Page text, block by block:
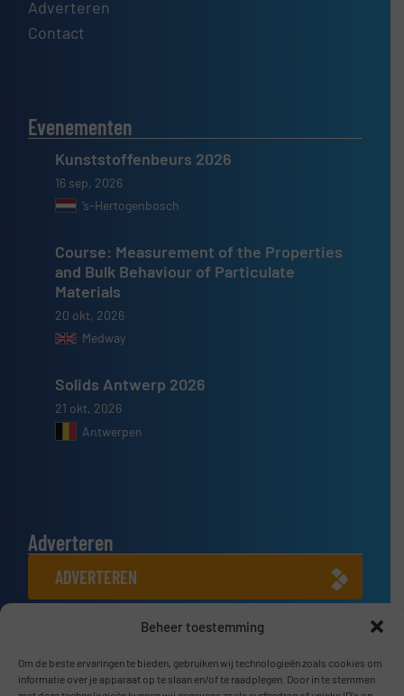
Beheer toestemming
Om de beste ervaringen te bieden, gebruiken wij technologieën zoals cookies om
informatie over je apparaat op te slaan en/of te raadplegen. Door in te stemmen
Adverteren
Contact
Evenementen
Kunststoffenbeurs 2026
16 sep, 2026
’s-Hertogenbosch
Course: Measurement of the Properties
and Bulk Behaviour of Particulate
Materials
20 okt, 2026
Medway
Solids Antwerp 2026
21 okt, 2026
Antwerpen
Adverteren
ADVERTEREN
Connect met ons
LINKEDIN